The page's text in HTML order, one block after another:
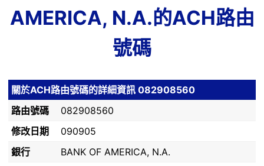
AMERICA, N.A.的ACH路由
號碼
關於ACH路由號碼的詳細資訊 082908560
路由號碼
082908560
修改日期
090905
銀行
BANK OF AMERICA, N.A.